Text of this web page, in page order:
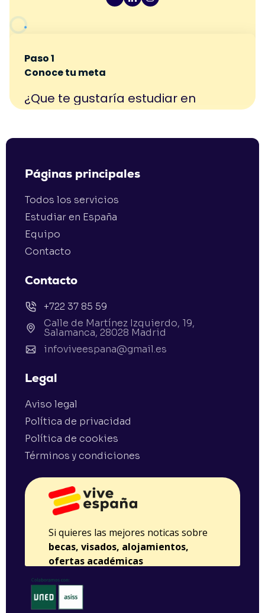
Páginas principales
Todos los servicios
Estudiar en España
Equipo
Contacto
Contacto
+722 37 85 59
Calle de Martínez Izquierdo, 19,
Salamanca, 28028 Madrid
infoviveespana@gmail.es
Legal
Aviso legal
Política de privacidad
Política de cookies
Términos y condiciones